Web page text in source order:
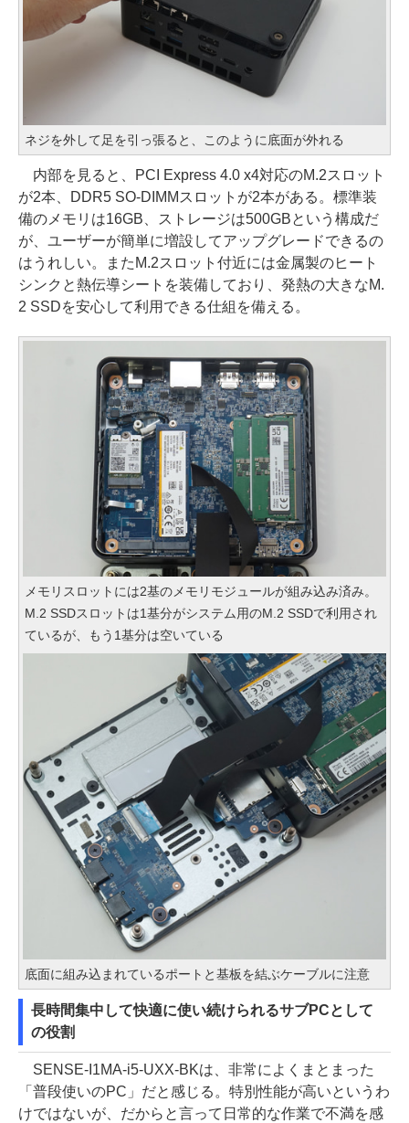
ネジを外して足を引っ張ると、このように底面が外れる
内部を見ると、PCI Express 4.0 x4対応のM.2スロット
が2本、DDR5 SO-DIMMスロットが2本がある。標準装
備のメモリは16GB、ストレージは500GBという構成だ
が、ユーザーが簡単に増設してアップグレードできるの
はうれしい。またM.2スロット付近には金属製のヒート
シンクと熱伝導シートを装備しており、発熱の大きなM.
2 SSDを安心して利用できる仕組を備える。
メモリスロットには2基のメモリモジュールが組み込み済み。
M.2 SSDスロットは1基分がシステム用のM.2 SSDで利用され
ているが、もう1基分は空いている
底面に組み込まれているポートと基板を結ぶケーブルに注意
長時間集中して快適に使い続けられるサブPCとして
の役割
SENSE-I1MA-i5-UXX-BKは、非常によくまとまった
「普段使いのPC」だと感じる。特別性能が高いというわ
けではないが、だからと言って日常的な作業で不満を感